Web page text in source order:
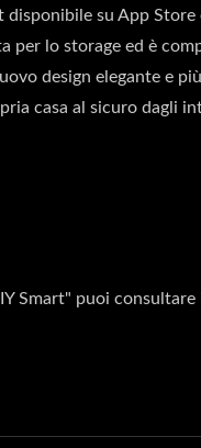
su App
lo storage ed è
design elegante e
casa al sicuro dagli
Smart" puoi consultare